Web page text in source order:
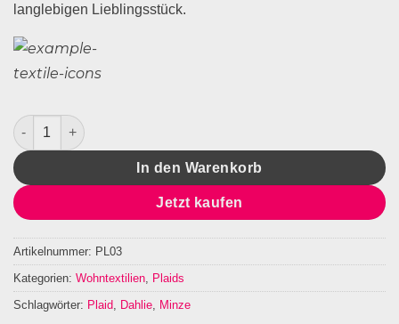
langlebigen Lieblingsstück.
Plaid Leinen Minze Dahlie Menge
In den Warenkorb
Jetzt kaufen
Artikelnummer: PL03
Kategorien: Wohntextilien, Plaids
Schlagwörter: Plaid, Dahlie, Minze